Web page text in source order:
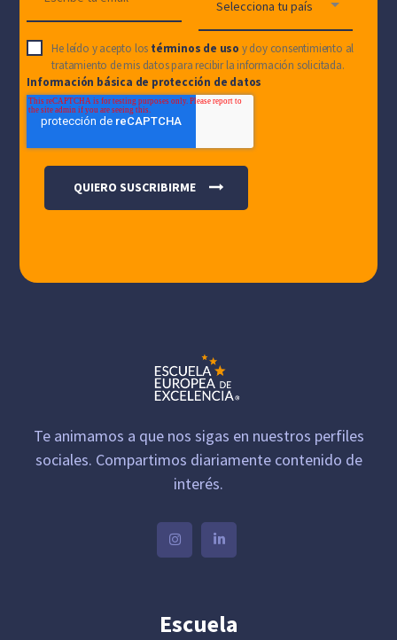
He leído y acepto los términos de uso y doy consentimiento al
tratamiento de mis datos para recibir la información solicitada.
Información básica de protección de datos
Te animamos a que nos sigas en nuestros perfiles
sociales. Compartimos diariamente contenido de
interés.
Escuela